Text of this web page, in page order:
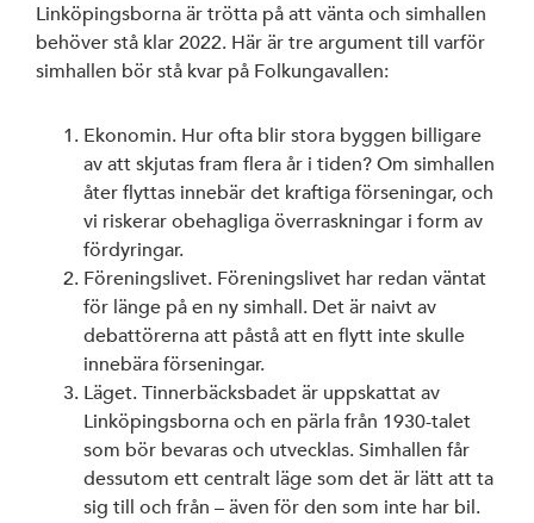
Linköpingsborna är trötta på att vänta och simhallen
behöver stå klar 2022. Här är tre argument till varför
simhallen bör stå kvar på Folkungavallen:
Ekonomin. Hur ofta blir stora byggen billigare
av att skjutas fram flera år i tiden? Om simhallen
åter flyttas innebär det kraftiga förseningar, och
vi riskerar obehagliga överraskningar i form av
fördyringar.
Föreningslivet. Föreningslivet har redan väntat
för länge på en ny simhall. Det är naivt av
debattörerna att påstå att en flytt inte skulle
innebära förseningar.
Läget. Tinnerbäcksbadet är uppskattat av
Linköpingsborna och en pärla från 1930-talet
som bör bevaras och utvecklas. Simhallen får
dessutom ett centralt läge som det är lätt att ta
sig till och från – även för den som inte har bil.